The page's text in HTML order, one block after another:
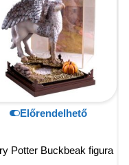
Előrendelhető
Potter Buckbeak figura